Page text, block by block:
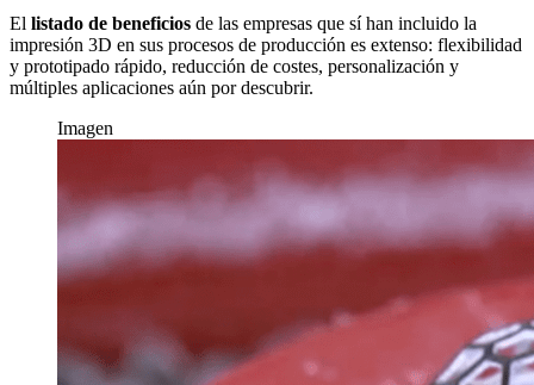
El listado de beneficios de las empresas que sí han incluido la
impresión 3D en sus procesos de producción es extenso: flexibilidad
y prototipado rápido, reducción de costes, personalización y
múltiples aplicaciones aún por descubrir.
Imagen